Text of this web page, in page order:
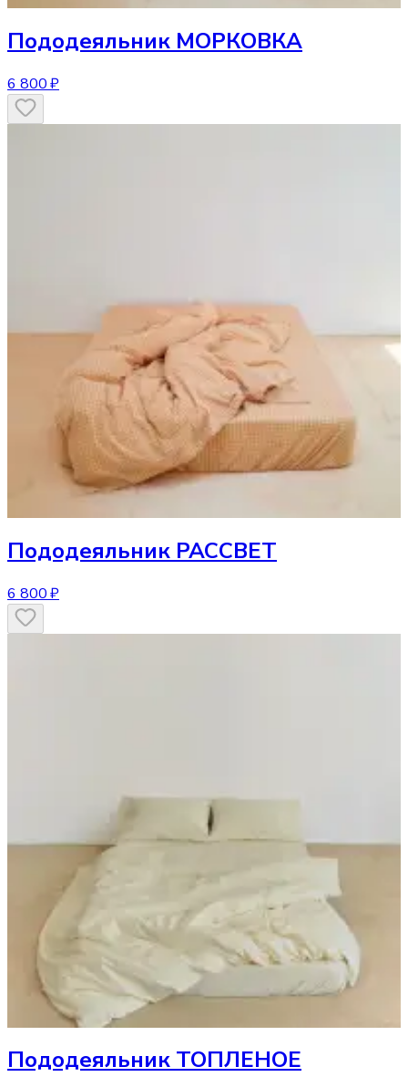
Пододеяльник МОРКОВКА
6 800 ₽
Пододеяльник РАССВЕТ
6 800 ₽
Пододеяльник ТОПЛЕНОЕ